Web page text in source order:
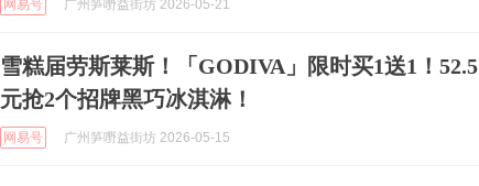
网易号 广州笋嘢益街坊 2026-05-21
雪糕届劳斯莱斯！「GODIVA」限时买1送1！52.5
元抢2个招牌黑巧冰淇淋！
网易号 广州笋嘢益街坊 2026-05-15